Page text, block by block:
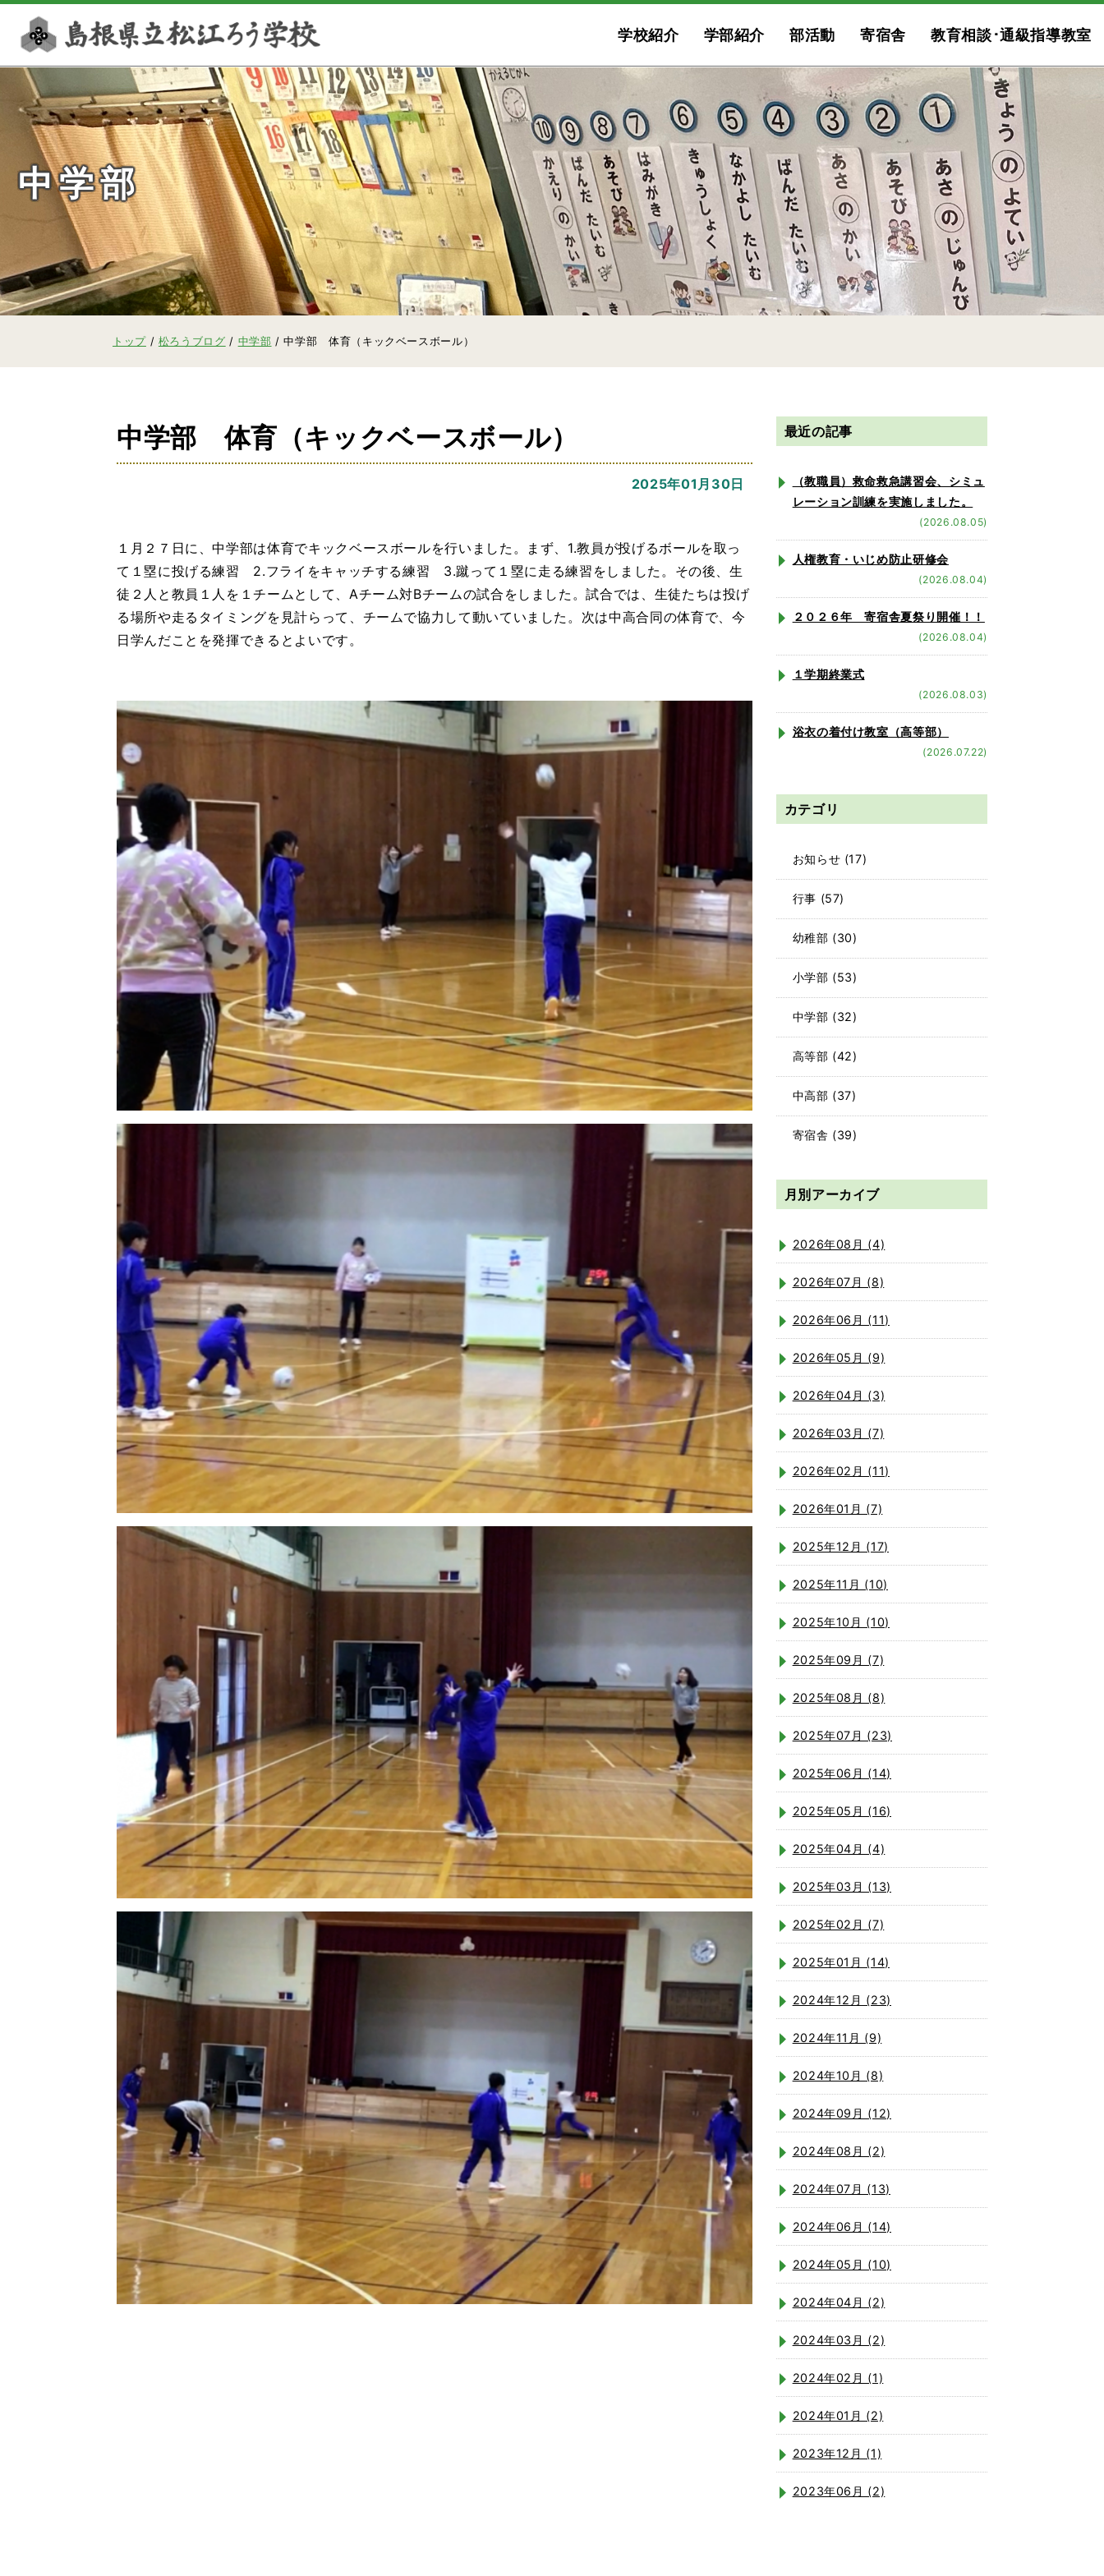
学校紹介 学部紹介 部活動 寄宿舎 教育相談･通級指導教室
中学部
現
トップ/ 松ろうブログ / 中学部 /中学部 体育（キックベースボール）
中学部 体育（キックベースボール）
2025年01月30日
１月２７日に、中学部は体育でキックベースボールを行いました。まず、1.教員が投げるボールを取っ
て１塁に投げる練習 2.フライをキャッチする練習 3.蹴って１塁に走る練習をしました。その後、生
徒２人と教員１人を１チームとして、Aチーム対Bチームの試合をしました。試合では、生徒たちは投げ
る場所や走るタイミングを見計らって、チームで協力して動いていました。次は中高合同の体育で、今
日学んだことを発揮できるとよいです。
最近の記事
（教職員）救命救急講習会、シミュ
レーション訓練を実施しました。
(2026.08.05)
人権教育・いじめ防止研修会
(2026.08.04)
２０２６年 寄宿舎夏祭り開催！！
(2026.08.04)
１学期終業式
(2026.08.03)
浴衣の着付け教室（高等部）
(2026.07.22)
カテゴリ
お知らせ (17)
行事 (57)
幼稚部 (30)
小学部 (53)
中学部 (32)
高等部 (42)
中高部 (37)
寄宿舎 (39)
月別アーカイブ
2026年08月 (4)
2026年07月 (8)
2026年06月 (11)
2026年05月 (9)
2026年04月 (3)
2026年03月 (7)
2026年02月 (11)
2026年01月 (7)
2025年12月 (17)
2025年11月 (10)
2025年10月 (10)
2025年09月 (7)
2025年08月 (8)
2025年07月 (23)
2025年06月 (14)
2025年05月 (16)
2025年04月 (4)
2025年03月 (13)
2025年02月 (7)
2025年01月 (14)
2024年12月 (23)
2024年11月 (9)
2024年10月 (8)
2024年09月 (12)
2024年08月 (2)
2024年07月 (13)
2024年06月 (14)
2024年05月 (10)
2024年04月 (2)
2024年03月 (2)
2024年02月 (1)
2024年01月 (2)
2023年12月 (1)
2023年06月 (2)